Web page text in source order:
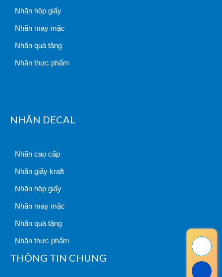
Nhãn hộp giấy
Nhãn may mặc
Nhãn quà tặng
Nhãn thực phẩm
NHÃN DECAL
Nhãn cao cấp
Nhãn giấy kraft
Nhãn hộp giấy
Nhãn may mặc
Nhãn quà tặng
Nhãn thực phẩm
THÔNG TIN CHUNG